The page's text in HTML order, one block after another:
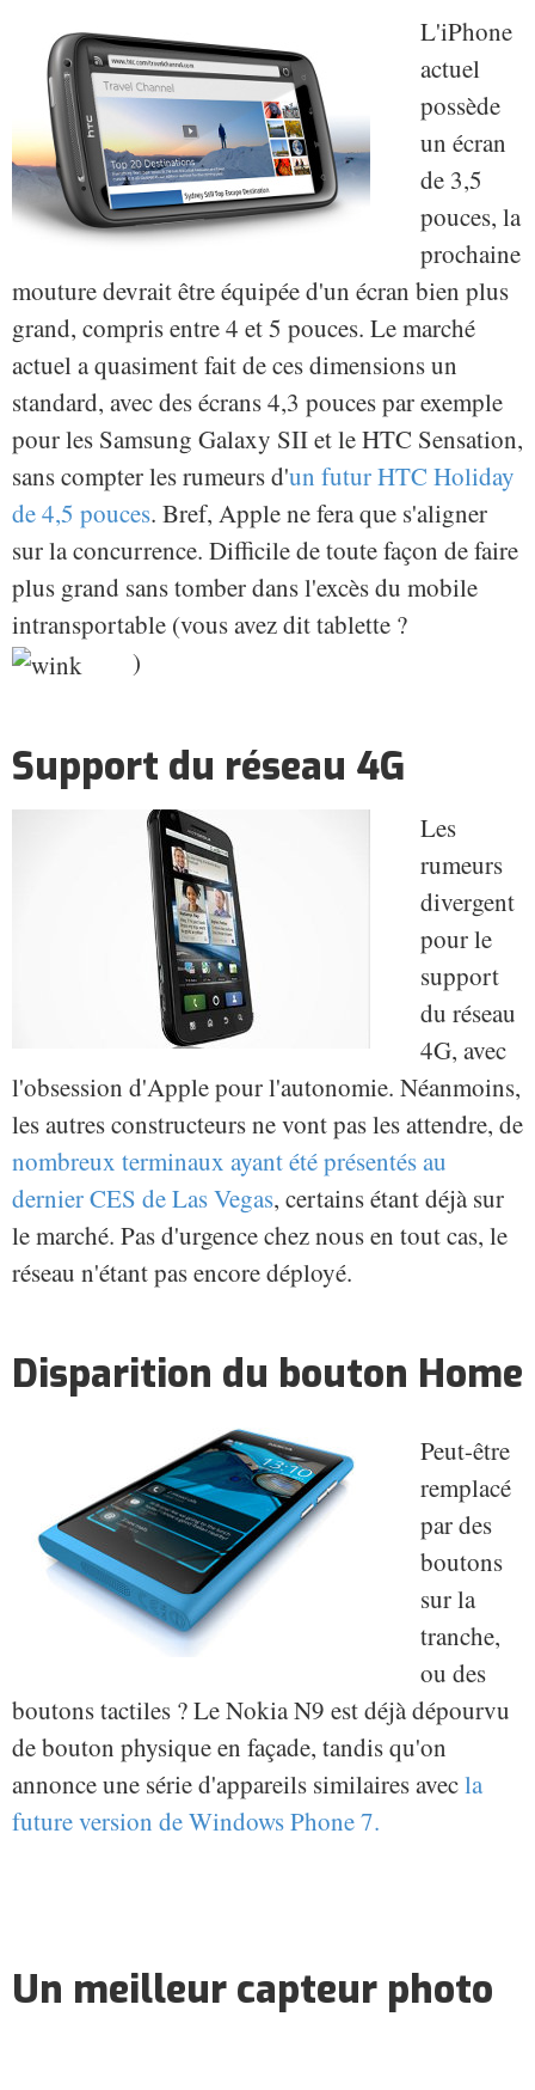
L'iPhone
actuel
possède
un écran
de 3,5
pouces, la
prochaine
mouture devrait être équipée d'un écran bien plus
grand, compris entre 4 et 5 pouces. Le marché
actuel a quasiment fait de ces dimensions un
standard, avec des écrans 4,3 pouces par exemple
pour les Samsung Galaxy SII et le HTC Sensation,
sans compter les rumeurs d'un futur HTC Holiday
de 4,5 pouces. Bref, Apple ne fera que s'aligner
sur la concurrence. Difficile de toute façon de faire
plus grand sans tomber dans l'excès du mobile
intransportable (vous avez dit tablette ?
)
Support du réseau 4G
Les
rumeurs
divergent
pour le
support
du réseau
4G, avec
l'obsession d'Apple pour l'autonomie. Néanmoins,
les autres constructeurs ne vont pas les attendre, de
nombreux terminaux ayant été présentés au
dernier CES de Las Vegas, certains étant déjà sur
le marché. Pas d'urgence chez nous en tout cas, le
réseau n'étant pas encore déployé.
Disparition du bouton Home
Peut-être
remplacé
par des
boutons
sur la
tranche,
ou des
boutons tactiles ? Le Nokia N9 est déjà dépourvu
de bouton physique en façade, tandis qu'on
annonce une série d'appareils similaires avecla
future version de Windows Phone 7.
Un meilleur capteur photo